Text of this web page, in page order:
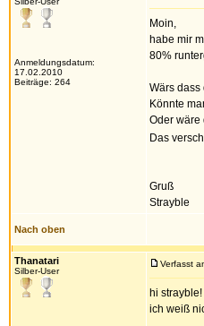
Anmeldungsdatum:
17.02.2010
Beiträge: 264
Moin,
habe mir
80%
Wärs dass
Könnte
Oder wäre
Das
Gruß
Strayble
Nach oben
Thanatari
Silber-User
Verfasst
hi strayble!
ich weiß